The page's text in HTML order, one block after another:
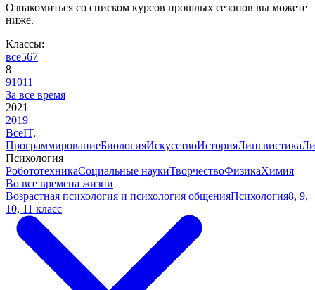
Ознакомиться со списком курсов прошлых сезонов вы можете
ниже.
Классы:
все567
8
91011
За все время
2021
2019
ВсеIT,
ПрограммированиеБиологияИскусствоИсторияЛингвистика
Психология
РобототехникаСоциальные наукиТворчествоФизикаХимия
Во все времена жизни
Возрастная психология и психология общенияПсихология8, 9,
10, 11 класс